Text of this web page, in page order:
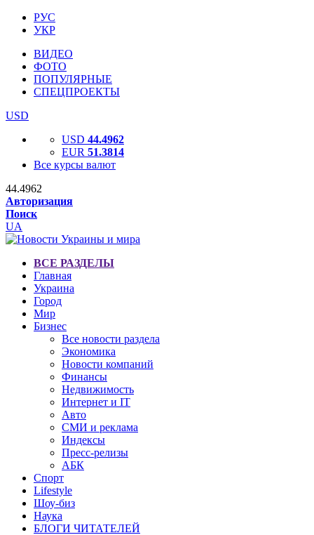
РУС
УКР
ВИДЕО
ФОТО
ПОПУЛЯРНЫЕ
СПЕЦПРОЕКТЫ
USD
USD 44.4962
EUR 51.3814
Все курсы валют
44.4962
Авторизация
Поиск
UA
ВСЕ РАЗДЕЛЫ
Главная
Украина
Город
Мир
Бизнес
Все новости раздела
Экономика
Новости компаний
Финансы
Недвижимость
Интернет и IT
Авто
СМИ и реклама
Индексы
Пресс-релизы
АБК
Спорт
Lifestyle
Шоу-биз
Наука
БЛОГИ ЧИТАТЕЛЕЙ